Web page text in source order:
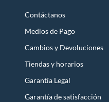
Contáctanos
Medios de Pago
Cambios y Devoluciones
Tiendas y horarios
Garantía Legal
Garantía de satisfacción